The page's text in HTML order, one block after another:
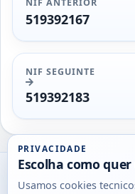
519392167
NIF SEGUINTE
519392183
Utils
DB
PRIVACIDADE
Escolha como
Usamos cookies